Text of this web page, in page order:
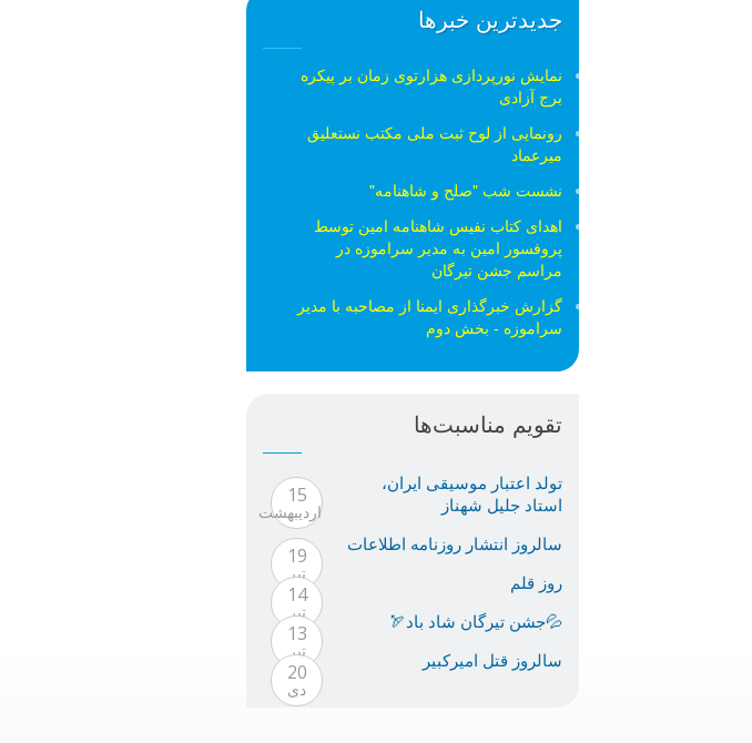
جدیدترین خبرها
نمایش نورپردازی هزارتوی زمان بر پیکره
برج آزادی
رونمایی از لوح ثبت ملی مكتب نستعلیق
میرعماد
نشست شب "صلح و شاهنامه"
اهدای کتاب نفیس شاهنامه امین توسط
پروفسور امین به مدیر سراموزه در
مراسم جشن تیرگان
گزارش خبرگذاری ایمنا از مصاحبه با مدیر
سراموزه - بخش دوم
تقویم مناسبت‌ها
15
ارديبهشت
تولد اعتبار موسيقى ايران،
استاد جليل شهناز
19
تیر
سالروز انتشار روزنامه اطلاعات
14
تیر
روز قلم
13
تیر
💦جشن تیرگان شاد باد🏹
20
دی
سالروز قتل امیرکبیر